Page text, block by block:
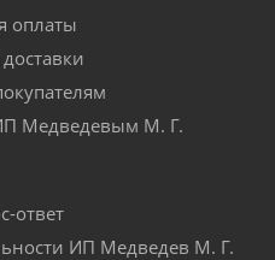
оплаты
Медведевым М. Г.
ответ
ИП Медведев М. Г.